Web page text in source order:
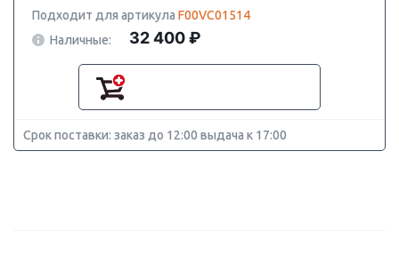
Подходит для артикула F00VC01514
Наличные:
32 400 ₽
Срок поставки: заказ до 12:00 выдача к 17:00